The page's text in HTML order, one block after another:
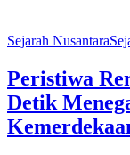
Sejarah Nusantara
Peristiwa
Detik